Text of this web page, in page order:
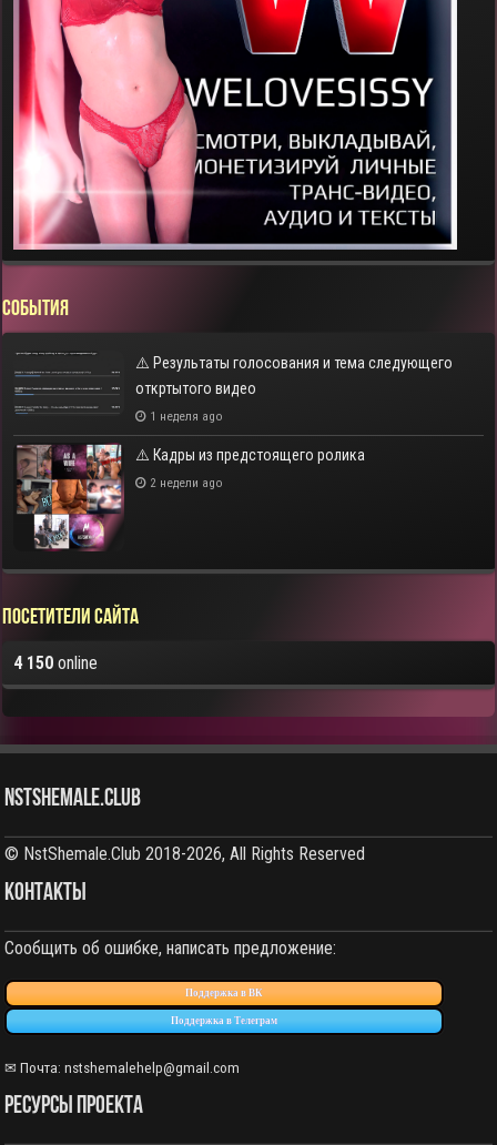
СОБЫТИЯ
⚠️ Результаты голосования и тема следующего
откртытого видео
1 неделя ago
⚠️ Кадры из предстоящего ролика
2 недели ago
Посетители сайта
4 150 online
NstShemale.Club
© NstShemale.Club 2018-2026, All Rights Reserved
КОНТАКТЫ
Сообщить об ошибке, написать предложение:
Поддержка в ВК
Поддержка в Телеграм
✉ Почта: nstshemalehelp@gmail.com
РЕСУРСЫ ПРОЕКТА